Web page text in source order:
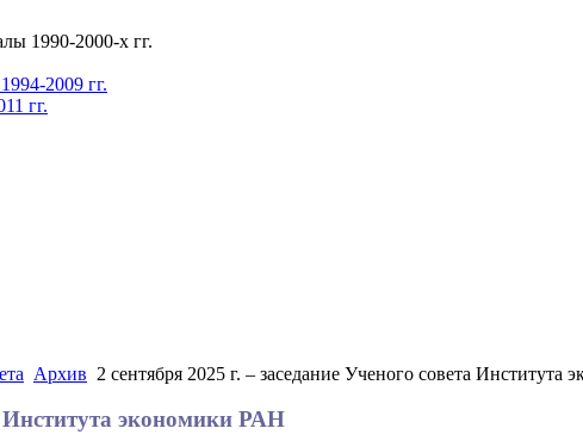
1990-2000-х гг.
2009 гг.
гг.
Архив 2 сентября 2025 г. – заседание Ученого совета Института
Института экономики РАН